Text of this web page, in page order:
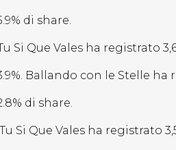
di share.
Si Que Vales ha registrato
Ballando con le Stelle ha
di share.
Si Que Vales ha registrato